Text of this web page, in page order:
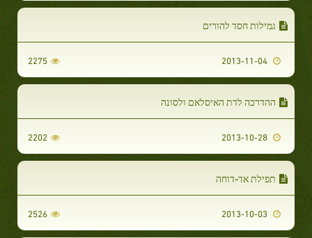
גמילות חסד להורים
2275
ההדרכה לדת האיסלאם ולסונה
2202
תפילת אד-דוחה
2526